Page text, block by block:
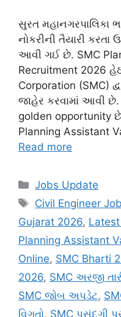
સુરત મહાનગરપાલિકા
નોકરીની તૈયારી કરતા
આવી ગઈ છે. SMC
Recruitment 2026
Corporation (SMC)
જાહેર કરવામાં આવી
golden opportunity
Planning Assistant
Read more
Categories
Jobs Update
Tags
Civil Engineer
Gujarat 2026,
Planning Assistant
Online, SMC Bharti
2026, SMC અરજી
SMC જોબ અપડેટ,
વિગતો, SMC પસંદગી